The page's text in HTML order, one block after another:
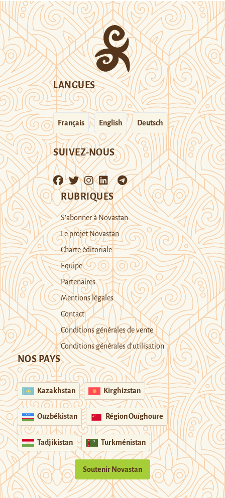
LANGUES
Français English Deutsch
SUIVEZ-NOUS
RUBRIQUES
S’abonner à Novastan
Le projet Novastan
Charte éditoriale
Equipe
Partenaires
Mentions légales
Contact
Conditions générales de vente
Conditions générales d’utilisation
NOS PAYS
Kazakhstan Kirghizstan
Ouzbékistan Région Ouïghoure
Tadjikistan Turkménistan
Soutenir Novastan